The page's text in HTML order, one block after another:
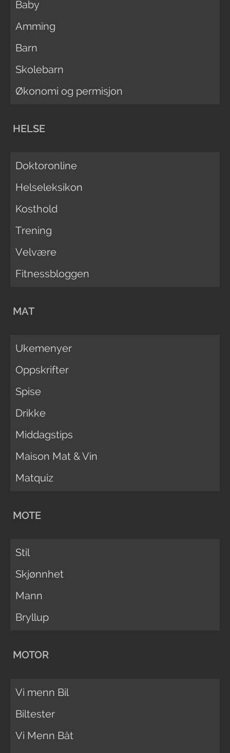
Baby
Amming
Barn
Skolebarn
Økonomi og permisjon
HELSE
Doktoronline
Helseleksikon
Kosthold
Trening
Velvære
Fitnessbloggen
MAT
Ukemenyer
Oppskrifter
Spise
Drikke
Middagstips
Maison Mat & Vin
Matquiz
MOTE
Stil
Skjønnhet
Mann
Bryllup
MOTOR
Vi menn Bil
Biltester
Vi Menn Båt